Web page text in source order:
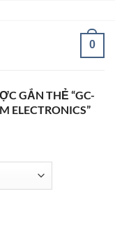
0
GẮN THẺ “GC-
ELECTRONICS”